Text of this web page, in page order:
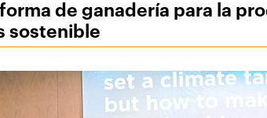
de ganadería para la
sostenible